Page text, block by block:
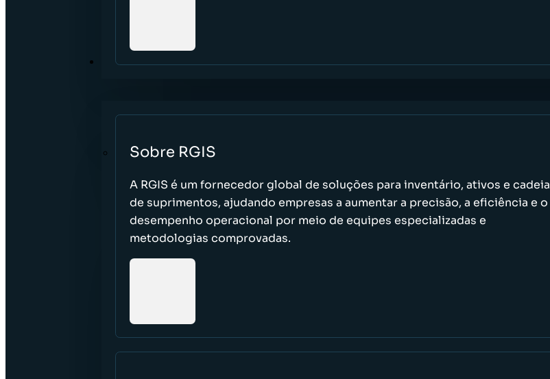
SOBRE NÓS
Sobre RGIS
A RGIS é um fornecedor global de soluções para inventário, ativos e cadeia
de suprimentos, ajudando empresas a aumentar a precisão, a eficiência e o
desempenho operacional por meio de equipes especializadas e
metodologias comprovadas.